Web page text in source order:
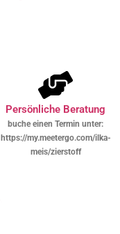
Persönliche Beratung
buche einen Termin unter:
https://my.meetergo.com/ilka-
meis/zierstoff